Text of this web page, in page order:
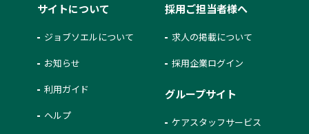
サイトについて
ジョブソエルについて
お知らせ
利用ガイド
ヘルプ
採用ご担当者様へ
求人の掲載について
採用企業ログイン
グループサイト
ケアスタッフサービス